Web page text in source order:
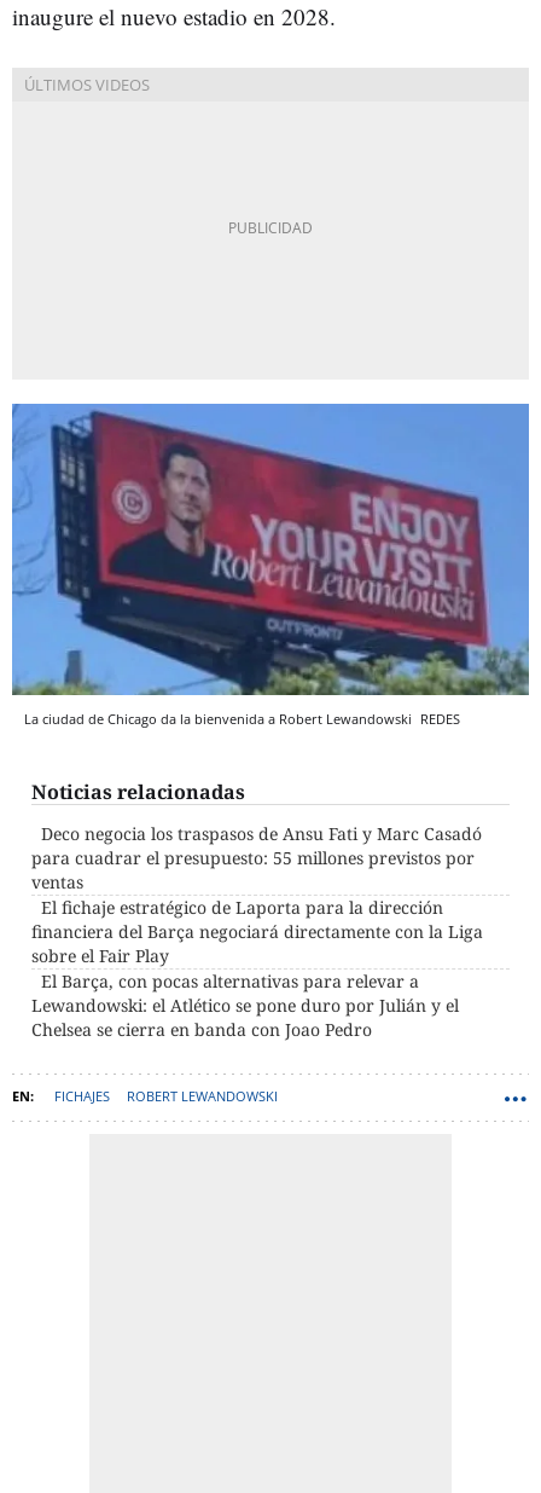
inaugure el nuevo estadio en 2028.
La ciudad de Chicago da la bienvenida a Robert Lewandowski REDES
Noticias relacionadas
Deco negocia los traspasos de Ansu Fati y Marc Casadó
para cuadrar el presupuesto: 55 millones previstos por
ventas
El fichaje estratégico de Laporta para la dirección
financiera del Barça negociará directamente con la Liga
sobre el Fair Play
El Barça, con pocas alternativas para relevar a
Lewandowski: el Atlético se pone duro por Julián y el
Chelsea se cierra en banda con Joao Pedro
FICHAJES ROBERT LEWANDOWSKI